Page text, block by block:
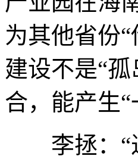
为其他省份
建设不是“
合，能产生
李拯：“过